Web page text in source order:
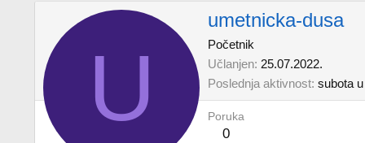
U
umetnicka-dusa
Početnik
Učlanjen 25.07.2022.
Poslednja aktivnost subota
Poruka
0